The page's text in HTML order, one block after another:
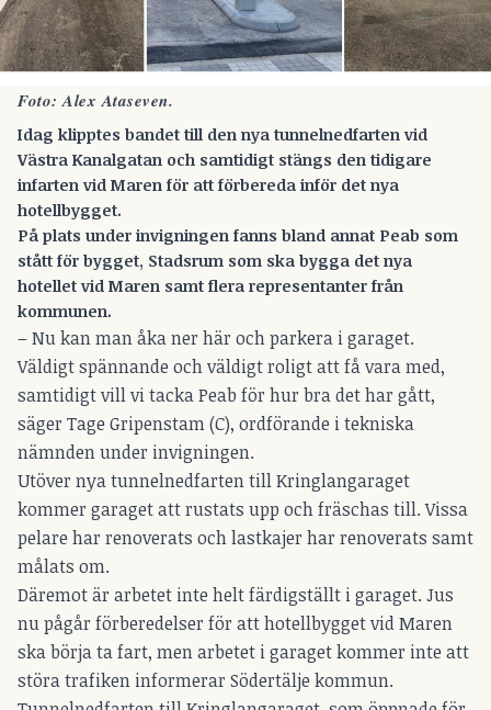
Foto: Alex Ataseven.
Idag klipptes bandet till den nya tunnelnedfarten vid
Västra Kanalgatan och samtidigt stängs den tidigare
infarten vid Maren för att förbereda inför det nya
hotellbygget.
På plats under invigningen fanns bland annat Peab som
stått för bygget, Stadsrum som ska bygga det nya
hotellet vid Maren samt flera representanter från
kommunen.
– Nu kan man åka ner här och parkera i garaget.
Väldigt spännande och väldigt roligt att få vara med,
samtidigt vill vi tacka Peab för hur bra det har gått,
säger Tage Gripenstam (C), ordförande i tekniska
nämnden under invigningen.
Utöver nya tunnelnedfarten till Kringlangaraget
kommer garaget att rustats upp och fräschas till. Vissa
pelare har renoverats och lastkajer har renoverats samt
målats om.
Däremot är arbetet inte helt färdigställt i garaget. Jus
nu pågår förberedelser för att hotellbygget vid Maren
ska börja ta fart, men arbetet i garaget kommer inte att
störa trafiken informerar Södertälje kommun.